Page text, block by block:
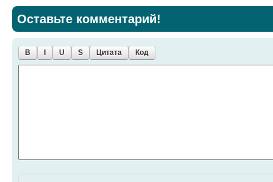
Оставьте комментарий!
B U S Цитата Код